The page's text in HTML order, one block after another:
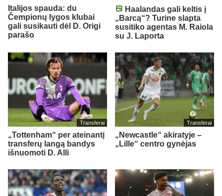
Italijos spauda: du
Čempionų lygos klubai
gali susikauti dėl D. Origi
parašo
Haalandas gali keltis į
„Barcą“? Turine slapta
susitiko agentas M. Raiola
su J. Laporta
Transferai
„Tottenham“ per ateinantį
transferų langą bandys
išnuomoti D. Alli
Transferai
„Newcastle“ akiratyje –
„Lille“ centro gynėjas